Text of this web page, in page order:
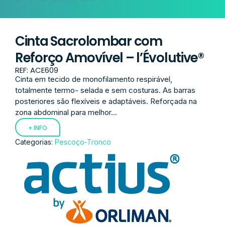
Cinta Sacrolombar com
Reforço Amovível – l’Évolutive®
REF: ACE609
Cinta em tecido de monofilamento respirável,
totalmente termo- selada e sem costuras. As barras
posteriores são flexíveis e adaptáveis. Reforçada na
zona abdominal para melhor...
+ INFO
Categorias: Pescoço-Tronco